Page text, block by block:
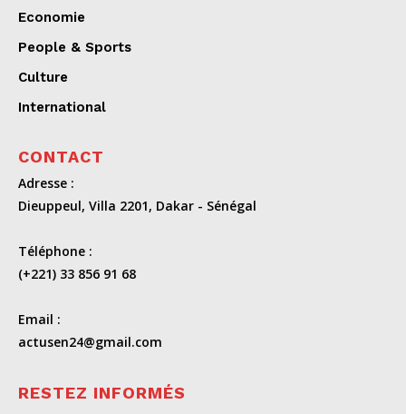
Economie
People & Sports
Culture
International
CONTACT
Adresse :
Dieuppeul, Villa 2201, Dakar - Sénégal
Téléphone :
(+221) 33 856 91 68
Email :
actusen24@gmail.com
RESTEZ INFORMÉS